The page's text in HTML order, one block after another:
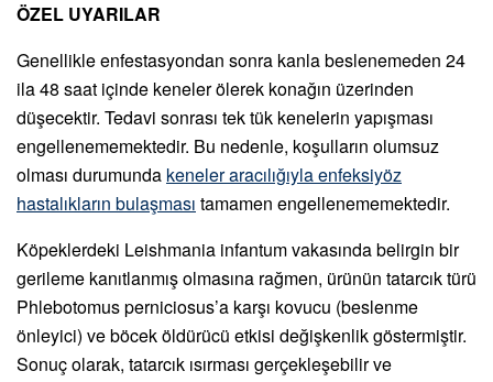
ÖZEL UYARILAR
Genellikle enfestasyondan sonra kanla beslenemeden 24
ila 48 saat içinde keneler ölerek konağın üzerinden
düşecektir. Tedavi sonrası tek tük kenelerin yapışması
engellenememektedir. Bu nedenle, koşulların olumsuz
olması durumunda keneler aracılığıyla enfeksiyöz
hastalıkların bulaşması tamamen engellenememektedir.
Köpeklerdeki Leishmania infantum vakasında belirgin bir
gerileme kanıtlanmış olmasına rağmen, ürünün tatarcık türü
Phlebotomus perniciosus’a karşı kovucu (beslenme
önleyici) ve böcek öldürücü etkisi değişkenlik göstermiştir.
Sonuç olarak, tatarcık ısırması gerçekleşebilir ve